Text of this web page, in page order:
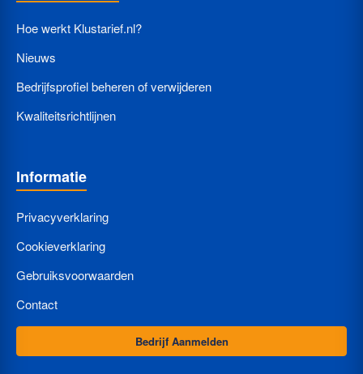
Hoe werkt Klustarief.nl?
Nieuws
Bedrijfsprofiel beheren of verwijderen
Kwaliteitsrichtlijnen
Informatie
Privacyverklaring
Cookieverklaring
Gebruiksvoorwaarden
Contact
Bedrijf Aanmelden